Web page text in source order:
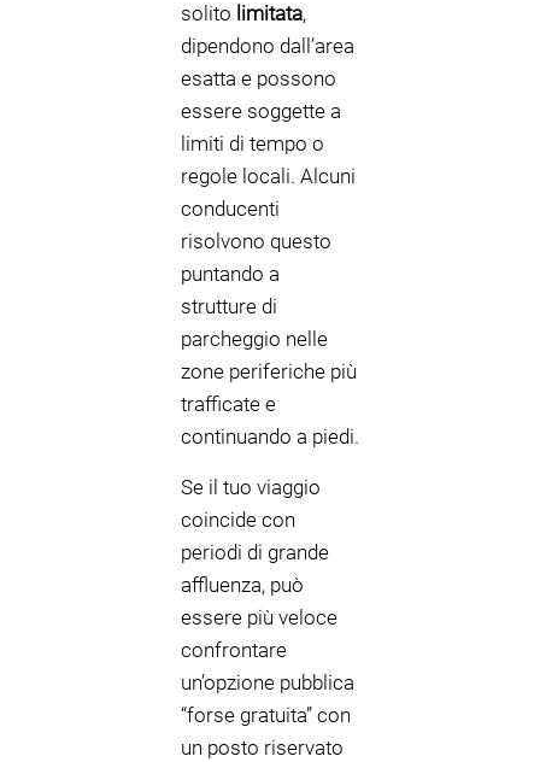
solito limitata,
dipendono dall’area
esatta e possono
essere soggette a
limiti di tempo o
regole locali. Alcuni
conducenti
risolvono questo
puntando a
strutture di
parcheggio nelle
zone periferiche più
trafficate e
continuando a piedi.
Se il tuo viaggio
coincide con
periodi di grande
affluenza, può
essere più veloce
confrontare
un’opzione pubblica
“forse gratuita” con
un posto riservato